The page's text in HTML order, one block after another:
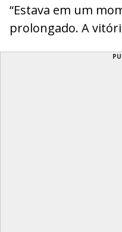
“Estava em um
prolongado. A